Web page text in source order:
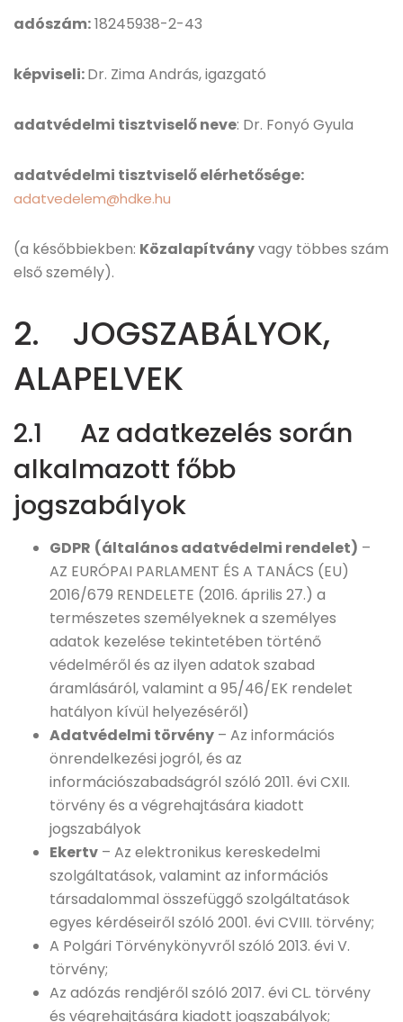
adószám:18245938-2-43
képviseli:Dr. Zima András, igazgató
adatvédelmi tisztviselő neve: Dr. Fonyó Gyula
adatvédelmi tisztviselő elérhetősége:
adatvedelem@hdke.hu
(a későbbiekben: Közalapítványvagy többes szám
első személy).
2. JOGSZABÁLYOK,
ALAPELVEK
2.1 Az adatkezelés során
alkalmazott főbb
jogszabályok
GDPR (általános adatvédelmi rendelet) –
AZ EURÓPAI PARLAMENT ÉS A TANÁCS (EU)
2016/679 RENDELETE (2016. április 27.) a
természetes személyeknek a személyes
adatok kezelése tekintetében történő
védelméről és az ilyen adatok szabad
áramlásáról, valamint a 95/46/EK rendelet
hatályon kívül helyezéséről)
Adatvédelmi törvény – Az információs
önrendelkezési jogról, és az
információszabadságról szóló 2011. évi CXII.
törvény és a végrehajtására kiadott
jogszabályok
Ekertv – Az elektronikus kereskedelmi
szolgáltatások, valamint az információs
társadalommal összefüggő szolgáltatások
egyes kérdéseiről szóló 2001. évi CVIII. törvény;
A Polgári Törvénykönyvről szóló 2013. évi V.
törvény;
Az adózás rendjéről szóló 2017. évi CL. törvény
és végrehajtására kiadott jogszabályok;